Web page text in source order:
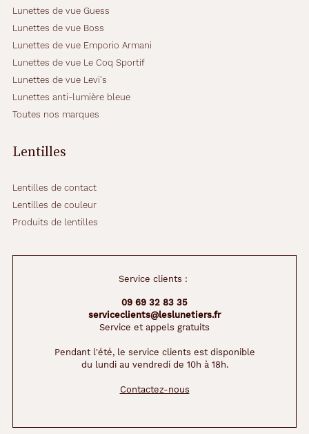
Lunettes de vue Guess
Lunettes de vue Boss
Lunettes de vue Emporio Armani
Lunettes de vue Le Coq Sportif
Lunettes de vue Levi's
Lunettes anti-lumière bleue
Toutes nos marques
Lentilles
Lentilles de contact
Lentilles de couleur
Produits de lentilles
Service clients :
09 69 32 83 35
serviceclients@leslunetiers.fr
Service et appels gratuits
Pendant l'été, le service clients est disponible
du lundi au vendredi de 10h à 18h.
Contactez-nous